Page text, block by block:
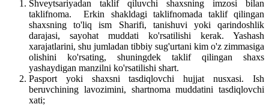
Shveytsariyadan taklif qiluvchi shaxsning imzosi bilan
taklifnoma. Erkin shakldagi taklifnomada taklif qilingan
shaxsning to'liq ism Sharifi, tanishuvi yoki qarindoshlik
darajasi, sayohat muddati ko'rsatilishi kerak. Yashash
xarajatlarini, shu jumladan tibbiy sug'urtani kim o'z zimmasiga
olishini ko'rsating, shuningdek taklif qilingan shaxs
yashaydigan manzilni ko'rsatilishi shart.
Pasport yoki shaxsni tasdiqlovchi hujjat nusxasi. Ish
beruvchining lavozimini, shartnoma muddatini tasdiqlovchi
xati;